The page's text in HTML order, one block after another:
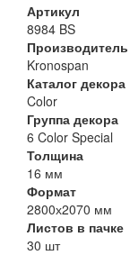
Артикул
8984 BS
Производитель
Kronospan
Каталог декора
Color
Группа декора
6 Color Special
Толщина
16 мм
Формат
2800х2070 мм
Листов в пачке
30 шт